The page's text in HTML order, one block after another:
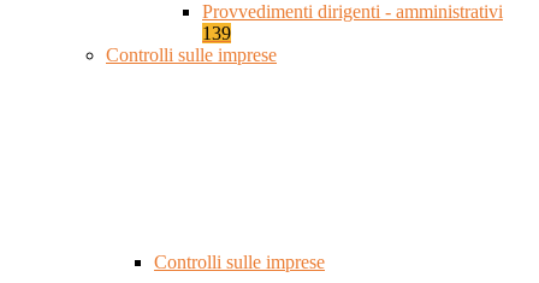
Provvedimenti dirigenti - amministrativi
139
Controlli sulle imprese
Controlli sulle imprese